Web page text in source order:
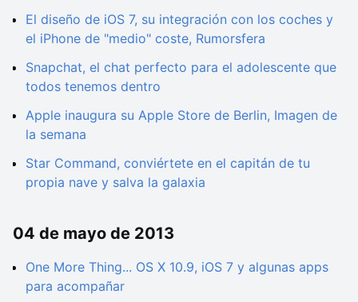
El diseño de iOS 7, su integración con los coches y
el iPhone de "medio" coste, Rumorsfera
Snapchat, el chat perfecto para el adolescente que
todos tenemos dentro
Apple inaugura su Apple Store de Berlin, Imagen de
la semana
Star Command, conviértete en el capitán de tu
propia nave y salva la galaxia
04 de mayo de 2013
One More Thing... OS X 10.9, iOS 7 y algunas apps
para acompañar